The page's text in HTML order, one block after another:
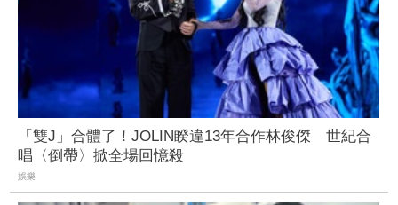
「雙J」合體了！JOLIN睽違13年合作林俊傑 世紀合
唱〈倒帶〉掀全場回憶殺
娛樂